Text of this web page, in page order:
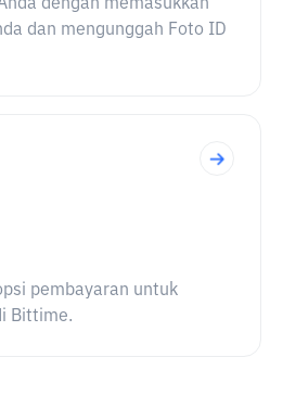
dengan memasukkan
dan mengunggah Foto ID
pembayaran untuk
Bittime.